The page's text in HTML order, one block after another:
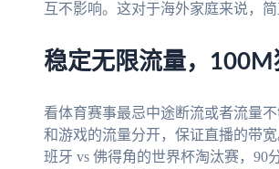
互不影响。这对于海外家庭来说，简
稳定无限流量，100M
看体育赛事最忌中途断流或者流量不
和游戏的流量分开，保证直播的带
班牙 vs 佛得角的世界杯淘汰赛，90